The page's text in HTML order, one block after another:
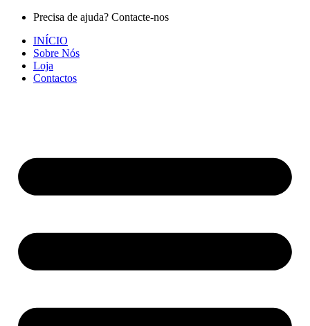
Pular
conteúdo
Precisa de ajuda? Contacte-nos
INÍCIO
Sobre Nós
Loja
Contactos